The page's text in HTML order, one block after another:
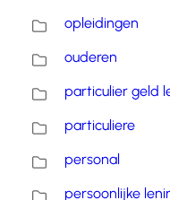
opleidingen
ouderen
particulier geld
particuliere
personal
persoonlijke